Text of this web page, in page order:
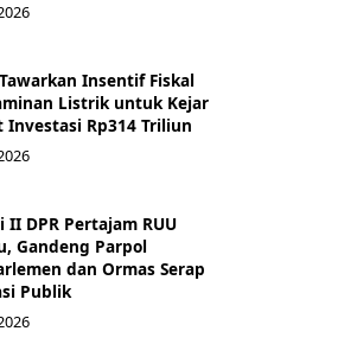
Insentif Fiskal
Listrik untuk Kejar
Investasi Rp314 Triliun
II DPR Pertajam RUU
Gandeng Parpol
dan Ormas Serap
Publik